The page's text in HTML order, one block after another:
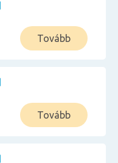
Tovább
Tovább